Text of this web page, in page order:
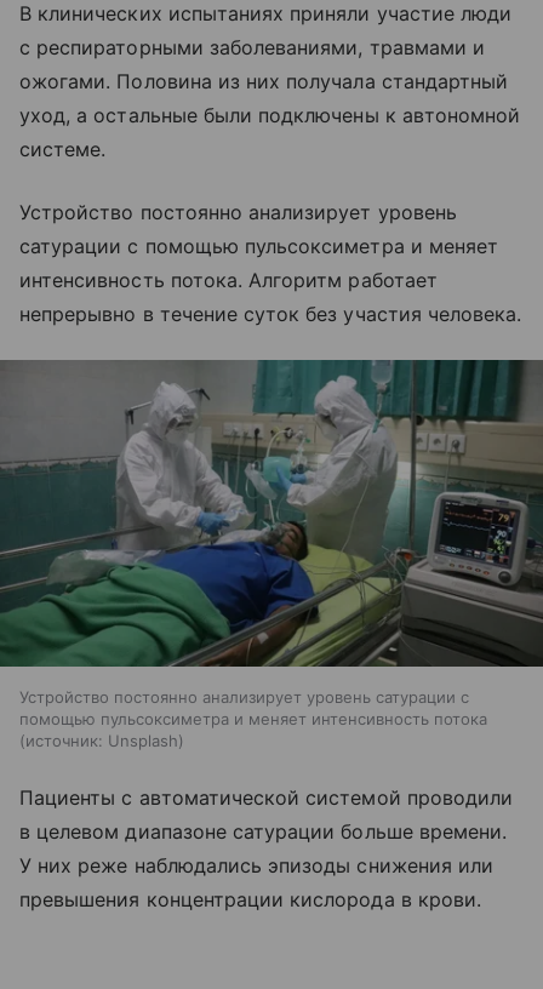
В клинических испытаниях приняли участие люди
с респираторными заболеваниями, травмами и
ожогами. Половина из них получала стандартный
уход, а остальные были подключены к автономной
системе.
Устройство постоянно анализирует уровень
сатурации с помощью пульсоксиметра и меняет
интенсивность потока. Алгоритм работает
непрерывно в течение суток без участия человека.
Устройство постоянно анализирует уровень сатурации с
помощью пульсоксиметра и меняет интенсивность потока
источник: Unsplash
Пациенты с автоматической системой проводили
в целевом диапазоне сатурации больше времени.
У них реже наблюдались эпизоды снижения или
превышения концентрации кислорода в крови.